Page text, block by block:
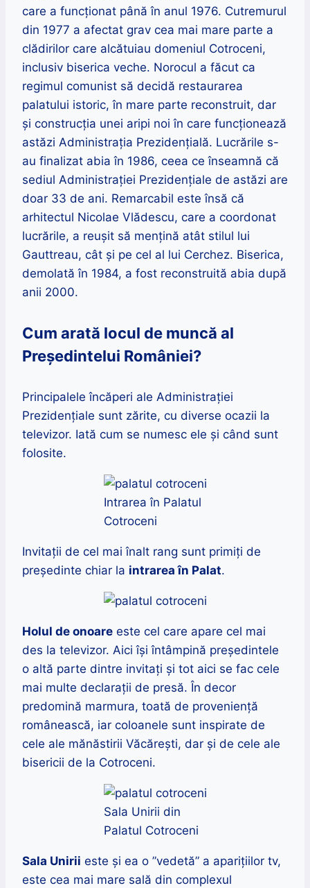
care a funcţionat până în anul 1976. Cutremurul
din 1977 a afectat grav cea mai mare parte a
clădirilor care alcătuiau domeniul Cotroceni,
inclusiv biserica veche. Norocul a făcut ca
regimul comunist să decidă restaurarea
palatului istoric, în mare parte reconstruit, dar
și construcția unei aripi noi în care funcționează
astăzi Administrația Prezidențială. Lucrările s-
au finalizat abia în 1986, ceea ce înseamnă că
sediul Administrației Prezidențiale de astăzi are
doar 33 de ani. Remarcabil este însă că
arhitectul Nicolae Vlădescu, care a coordonat
lucrările, a reuşit să mențină atât stilul lui
Gauttreau, cât și pe cel al lui Cerchez. Biserica,
demolată în 1984, a fost reconstruită abia după
anii 2000.
Cum arată locul de muncă al
Președintelui României?
Principalele încăperi ale Administrației
Prezidențiale sunt zărite, cu diverse ocazii la
televizor. Iată cum se numesc ele și când sunt
folosite.
Intrarea în Palatul
Cotroceni
Invitații de cel mai înalt rang sunt primiți de
președinte chiar la intrarea în Palat.
Holul de onoare este cel care apare cel mai
des la televizor. Aici își întâmpină președintele
o altă parte dintre invitați și tot aici se fac cele
mai multe declarații de presă. În decor
predomină marmura, toată de proveniență
românească, iar coloanele sunt inspirate de
cele ale mănăstirii Văcărești, dar și de cele ale
bisericii de la Cotroceni.
Sala Unirii din
Palatul Cotroceni
Sala Unirii este și ea o ”vedetă” a aparițiilor tv,
este cea mai mare sală din complexul